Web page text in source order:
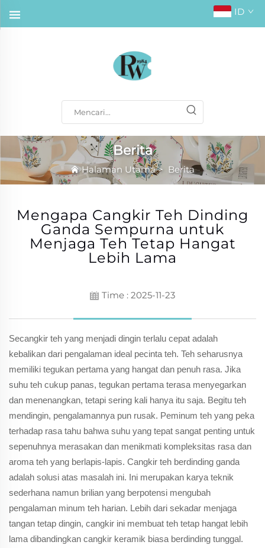
ID
Berita
Halaman Utama> Berita
Mengapa Cangkir Teh Dinding
Ganda Sempurna untuk
Menjaga Teh Tetap Hangat
Lebih Lama
Time : 2025-11-23
Secangkir teh yang menjadi dingin terlalu cepat adalah
kebalikan dari pengalaman ideal pecinta teh. Teh seharusnya
memiliki tegukan pertama yang hangat dan penuh rasa. Jika
suhu teh cukup panas, tegukan pertama terasa menyegarkan
dan menenangkan, tetapi sering kali hanya itu saja. Begitu teh
mendingin, pengalamannya pun rusak. Peminum teh yang peka
terhadap rasa tahu bahwa suhu yang tepat sangat penting untuk
sepenuhnya merasakan dan menikmati kompleksitas rasa dan
aroma teh yang berlapis-lapis. Cangkir teh berdinding ganda
adalah solusi atas masalah ini. Ini merupakan karya teknik
sederhana namun brilian yang berpotensi mengubah
pengalaman minum teh harian. Lebih dari sekadar menjaga
tangan tetap dingin, cangkir ini membuat teh tetap hangat lebih
lama dibandingkan cangkir keramik biasa berdinding tunggal.